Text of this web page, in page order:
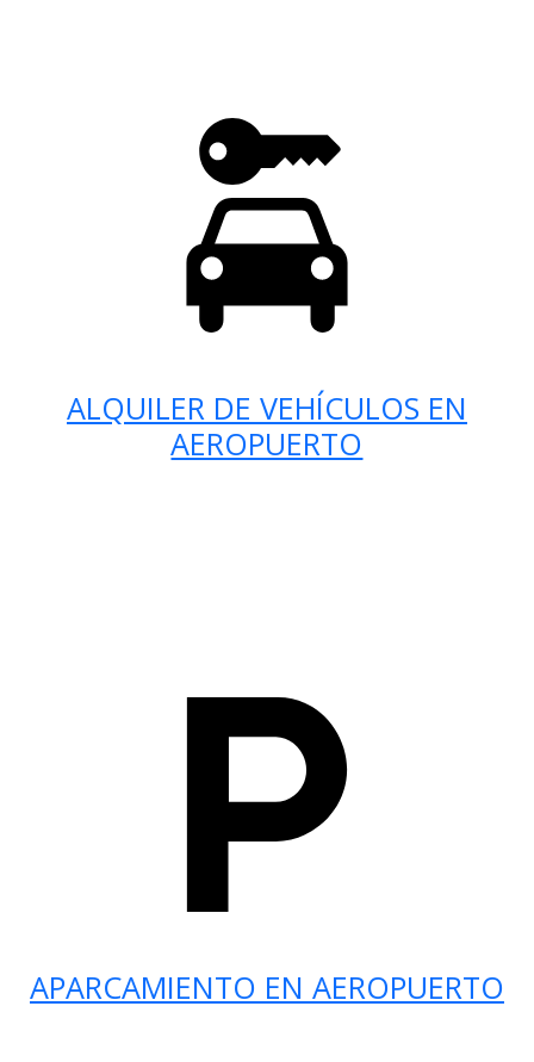
ALQUILER DE VEHÍCULOS EN
AEROPUERTO
APARCAMIENTO EN AEROPUERTO